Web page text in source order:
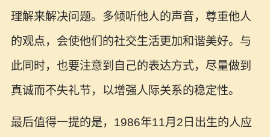
理解来解决问题。多倾听他人的声音，尊重他人
的观点，会使他们的社交生活更加和谐美好。与
此同时，也要注意到自己的表达方式，尽量做到
真诚而不失礼节，以增强人际关系的稳定性。
最后值得一提的是，1986年11月2日出生的人应